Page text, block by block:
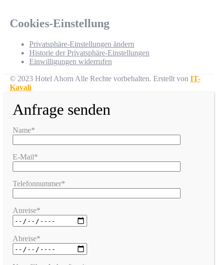
Cookies-Einstellung
Privatsphäre-Einstellungen ändern
Historie der Privatsphäre-Einstellungen
Einwilligungen widerrufen
© 2023 Hotel Ahorn Alle Rechte vorbehalten. Erstellt von IT-
Kayali
Anfrage senden
Name*
E-Mail*
Telefonnummer*
Anreise*
Abreise*